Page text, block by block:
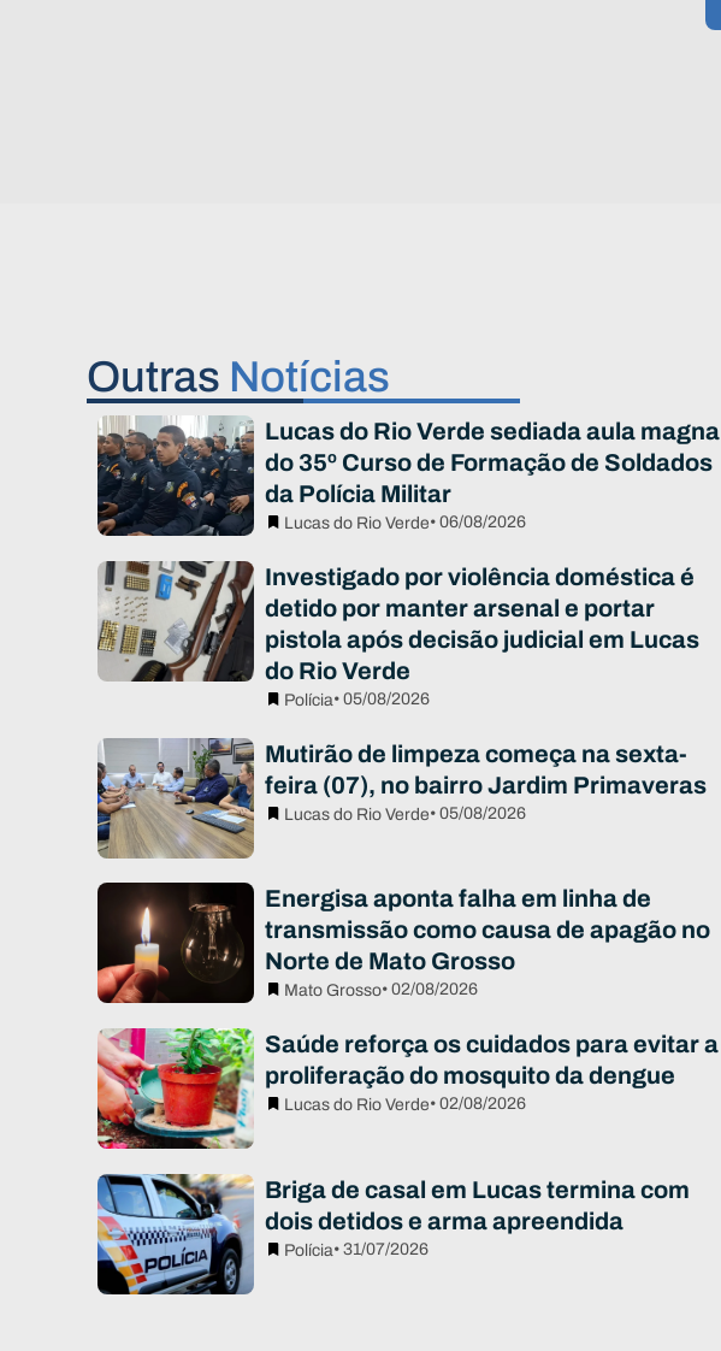
Outras Notícias
Lucas do Rio Verde sediada aula magna
do 35º Curso de Formação de Soldados
da Polícia Militar
Lucas do Rio Verde• 06/08/2026
Investigado por violência doméstica é
detido por manter arsenal e portar
pistola após decisão judicial em Lucas
do Rio Verde
Polícia• 05/08/2026
Mutirão de limpeza começa na sexta-
feira (07), no bairro Jardim Primaveras
Lucas do Rio Verde• 05/08/2026
Energisa aponta falha em linha de
transmissão como causa de apagão no
Norte de Mato Grosso
Mato Grosso• 02/08/2026
Saúde reforça os cuidados para evitar a
proliferação do mosquito da dengue
Lucas do Rio Verde• 02/08/2026
Briga de casal em Lucas termina com
dois detidos e arma apreendida
Polícia• 31/07/2026